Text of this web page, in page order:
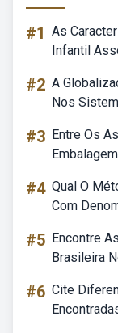
#1 As
Infantil
#2 A
Nos
#3 Entre Os
#4 Qual O
Com
#5 Encontre
Brasileira
#6 Cite